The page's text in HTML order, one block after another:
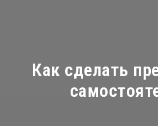
Как сделать